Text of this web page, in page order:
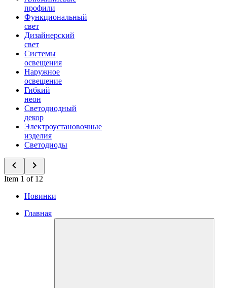
профили
Функциональный
свет
Дизайнерский
свет
Системы
освещения
Наружное
освещение
Гибкий
неон
Светодиодный
декор
Электроустановочные
изделия
Светодиоды
Item 1 of 12
Новинки
Главная